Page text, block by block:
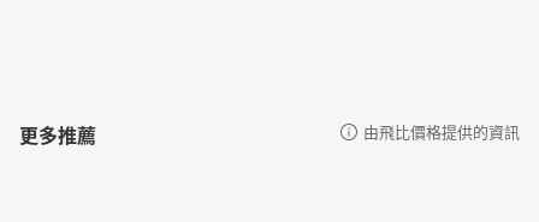
更多推薦 由飛比價格提供的資訊